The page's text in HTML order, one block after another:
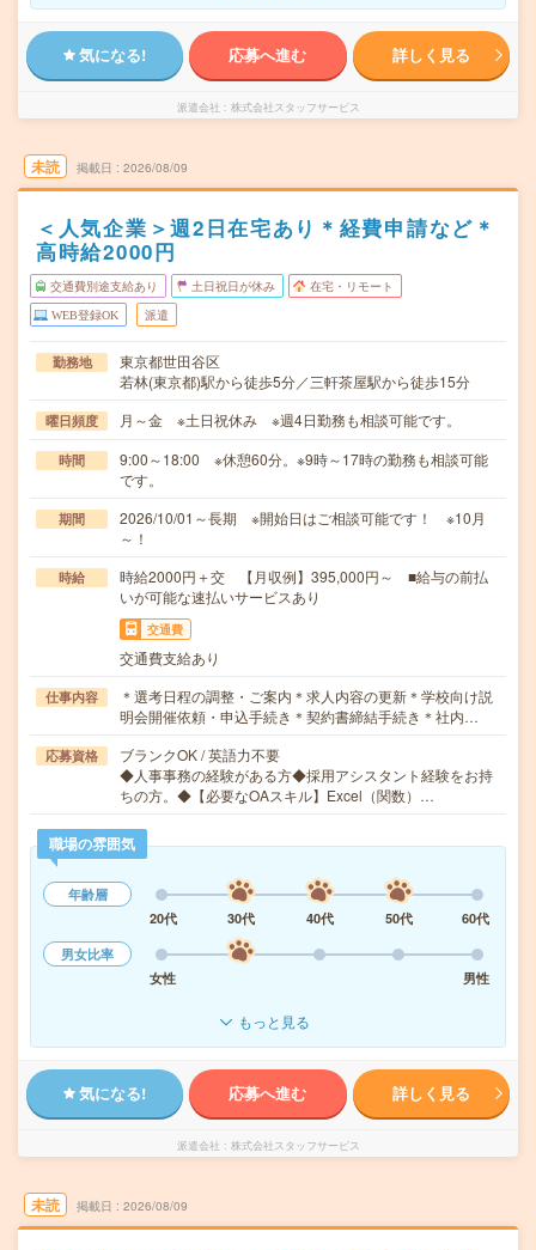
気になる! 応募へ進む 詳しく見る
派遣会社 株式会社スタッフサービス
未読 掲載日 2026/08/09
＜人気企業＞週2日在宅あり＊経費申請など＊
高時給2000円
交通費別途支給あり 土日祝日が休み 在宅・リモート
WEB登録OK 派遣
勤務地
東京都世田谷区
若林(東京都)駅から徒歩5分／三軒茶屋駅から徒歩15分
曜日頻度 月～金 ※土日祝休み ※週4日勤務も相談可能です。
時間
9:00～18:00 ※休憩60分。※9時～17時の勤務も相談可能
です。
期間
2026/10/01～長期 ※開始日はご相談可能です！ ※10月
～！
時給
時給2000円＋交 【月収例】395,000円～ ■給与の前払
いが可能な速払いサービスあり
交通費
交通費支給あり
仕事内容
＊選考日程の調整・ご案内＊求人内容の更新＊学校向け説
明会開催依頼・申込手続き＊契約書締結手続き＊社内…
応募資格
ブランクOK / 英語力不要
◆人事事務の経験がある方◆採用アシスタント経験をお持
ちの方。◆【必要なOAスキル】Excel（関数）…
職場の雰囲気
年齢層
20代
30代 40代 50代
60代
男女比率
女性
男性
もっと見る
気になる! 応募へ進む 詳しく見る
派遣会社 株式会社スタッフサービス
未読 掲載日 2026/08/09